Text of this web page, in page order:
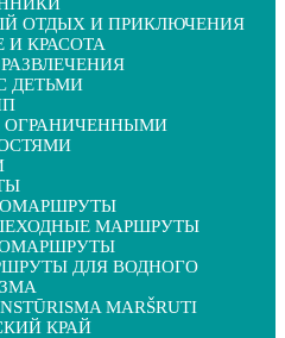
ОТДЫХ И ПРИКЛЮЧЕНИЯ
И КРАСОТА
ДЕТЬМИ
МАРШРУТЫ
ДЛЯ ВОДНОГО
MARŠRUTI
КРАЙ